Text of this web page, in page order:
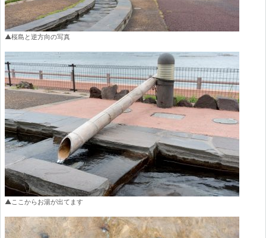
▲桜島と逆方向の写真
▲ここからお湯が出てます